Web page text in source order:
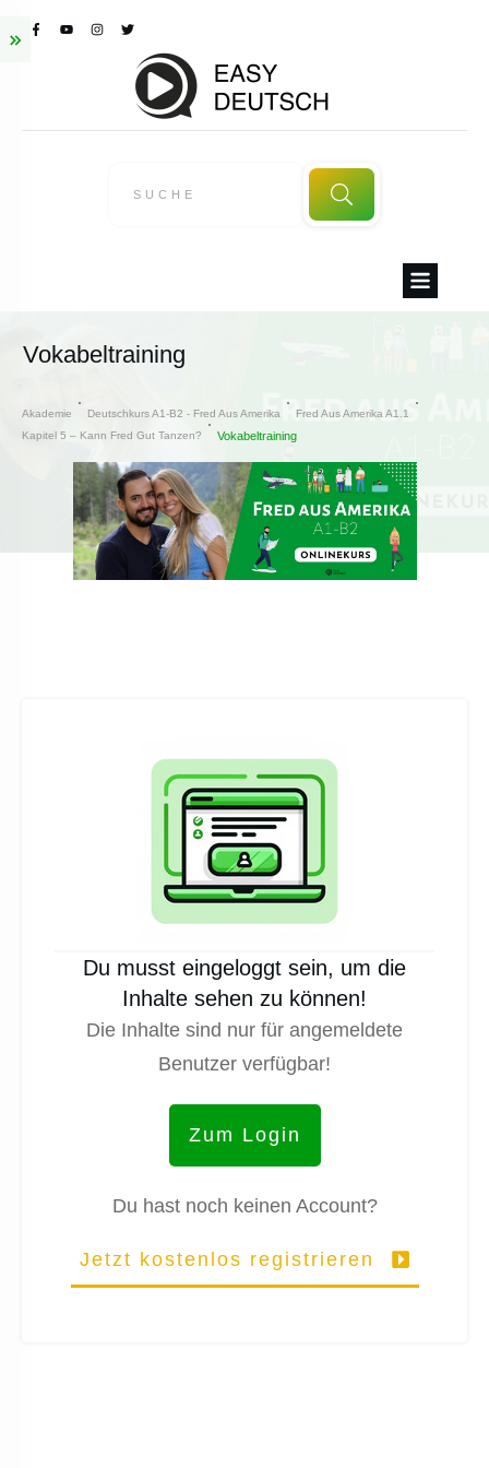
Vokabeltraining
Akademie Deutschkurs A1-B2 - Fred Aus Amerika
Fred Aus Amerika A1.1
Kapitel 5 – Kann Fred Gut Tanzen?
Vokabeltraining
Du musst eingeloggt sein, um die
Inhalte sehen zu können!
Die Inhalte sind nur für angemeldete
Benutzer verfügbar!
Zum Login
Du hast noch keinen Account?
Jetzt kostenlos registrieren